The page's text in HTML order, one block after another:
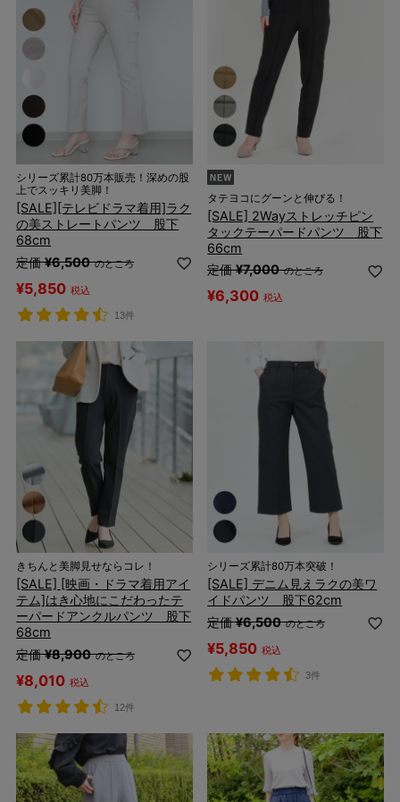
シリーズ累計80万本販売！深めの股
上でスッキリ美脚！
[SALE][テレビドラマ着用]ラク
の美ストレートパンツ 股下
68cm
定価 ¥6,500 のところ
¥5,850 税込
13件
タテヨコにグーンと伸びる！
[SALE] 2Wayストレッチピン
タックテーパードパンツ 股下
66cm
定価 ¥7,000 のところ
¥6,300 税込
きちんと美脚見せならコレ！
[SALE] [映画・ドラマ着用アイ
テム]はき心地にこだわったテ
ーパードアンクルパンツ 股下
68cm
定価 ¥8,900 のところ
¥8,010 税込
12件
シリーズ累計80万本突破！
[SALE] デニム見えラクの美ワ
イドパンツ 股下62cm
定価 ¥6,500 のところ
¥5,850 税込
3件